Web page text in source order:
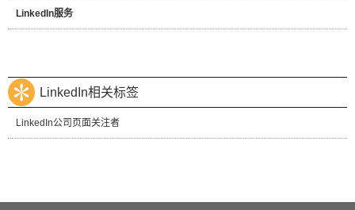
LinkedIn服务
LinkedIn相关标签
LinkedIn公司页面关注者